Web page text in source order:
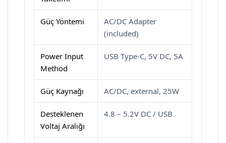
Güç Yöntemi
AC/DC Adapter
(included)
Power Input
Method
USB Type-C, 5V DC, 5A
Güç Kaynağı AC/DC, external, 25W
Desteklenen
Voltaj Aralığı
4.8 – 5.2V DC / USB